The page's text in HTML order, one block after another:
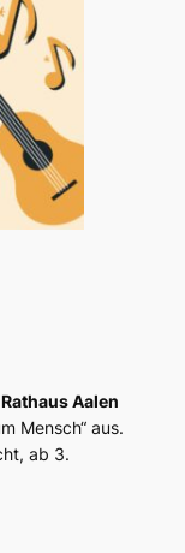
Aalen
Mensch“ aus.
ab 3.